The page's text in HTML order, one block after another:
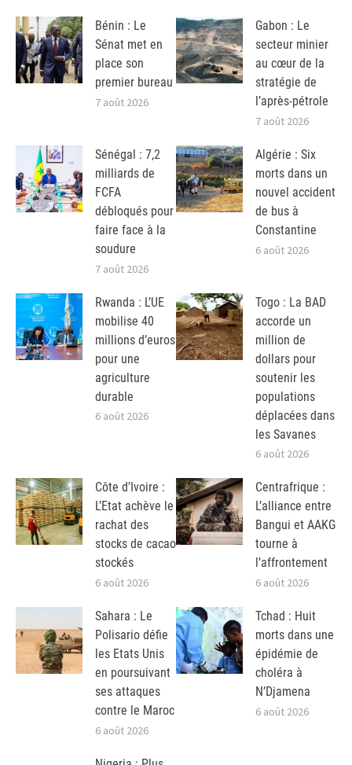
Bénin : Le
Sénat met en
place son
premier bureau
7 août 2026
Gabon : Le
secteur minier
au cœur de la
stratégie de
l’après-pétrole
7 août 2026
Sénégal : 7,2
milliards de
FCFA
débloqués pour
faire face à la
soudure
7 août 2026
Algérie : Six
morts dans un
nouvel accident
de bus à
Constantine
6 août 2026
Rwanda : L’UE
mobilise 40
millions d’euros
pour une
agriculture
durable
6 août 2026
Togo : La BAD
accorde un
million de
dollars pour
soutenir les
populations
déplacées dans
les Savanes
6 août 2026
Côte d’Ivoire :
L’Etat achève le
rachat des
stocks de cacao
stockés
6 août 2026
Centrafrique :
L’alliance entre
Bangui et AAKG
tourne à
l’affrontement
6 août 2026
Sahara : Le
Polisario défie
les Etats Unis
en poursuivant
ses attaques
contre le Maroc
6 août 2026
Tchad : Huit
morts dans une
épidémie de
choléra à
N’Djamena
6 août 2026